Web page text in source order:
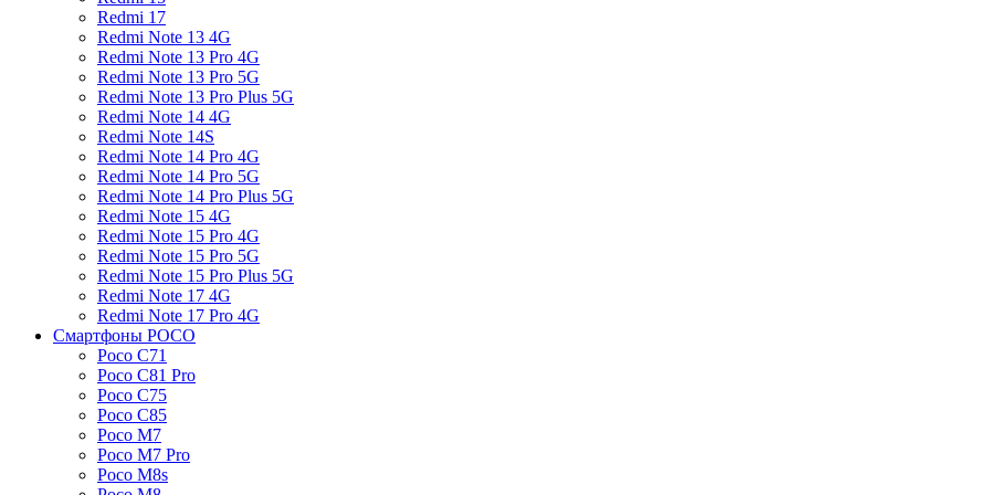
Redmi 17
Redmi Note 13 4G
Redmi Note 13 Pro 4G
Redmi Note 13 Pro 5G
Redmi Note 13 Pro Plus 5G
Redmi Note 14 4G
Redmi Note 14S
Redmi Note 14 Pro 4G
Redmi Note 14 Pro 5G
Redmi Note 14 Pro Plus 5G
Redmi Note 15 4G
Redmi Note 15 Pro 4G
Redmi Note 15 Pro 5G
Redmi Note 15 Pro Plus 5G
Redmi Note 17 4G
Redmi Note 17 Pro 4G
Смартфоны POCO
Poco C71
Poco C81 Pro
Poco C75
Poco C85
Poco M7
Poco M7 Pro
Poco M8s